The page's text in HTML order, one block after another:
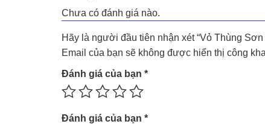
Chưa có đánh giá nào.
Hãy là người đầu tiên nhận xét “Vỏ Thùng Sơn
Email của bạn sẽ không được hiển thị công
Đánh giá của bạn *
Đánh giá của bạn *